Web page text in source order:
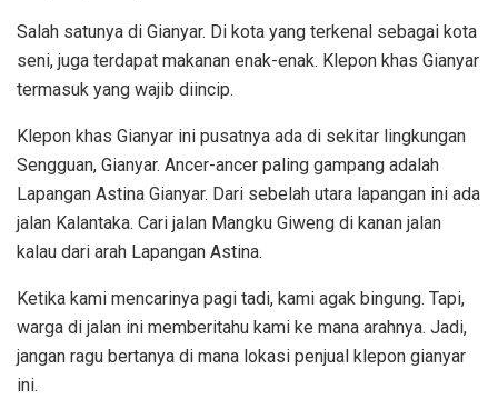
Salah satunya di Gianyar. Di kota yang terkenal sebagai kota
seni, juga terdapat makanan enak-enak. Klepon khas Gianyar
termasuk yang wajib diincip.
Klepon khas Gianyar ini pusatnya ada di sekitar lingkungan
Sengguan, Gianyar. Ancer-ancer paling gampang adalah
Lapangan Astina Gianyar. Dari sebelah utara lapangan ini ada
jalan Kalantaka. Cari jalan Mangku Giweng di kanan jalan
kalau dari arah Lapangan Astina.
Ketika kami mencarinya pagi tadi, kami agak bingung. Tapi,
warga di jalan ini memberitahu kami ke mana arahnya. Jadi,
jangan ragu bertanya di mana lokasi penjual klepon gianyar
ini.